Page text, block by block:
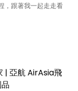
，跟著我一起走走看
| 亞航 AirAsia飛